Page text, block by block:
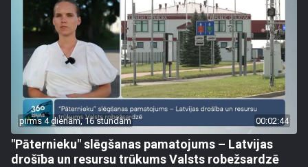
pirms 4 dienām, 16 stundām 00:02:44
"Pāternieku" slēgšanas pamatojums – Latvijas
drošība un resursu trūkums Valsts robežsardzē